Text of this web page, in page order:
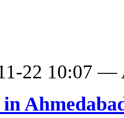
22 10:07 —